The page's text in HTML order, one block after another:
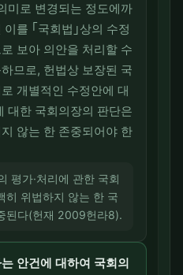
미로 변경되는 정도에까
를 ｢국회법｣상의 수정
보아 의안을 처리할 수
므로, 헌법상 보장된 국
개별적인 수정안에 대
대한 국회의장의 판단은
않는 한 존중되어야 한
평가·처리에 관한 국회
히 위법하지 않는 한 국
된다(헌재 2009헌라8).
안건에 대하여 국회의